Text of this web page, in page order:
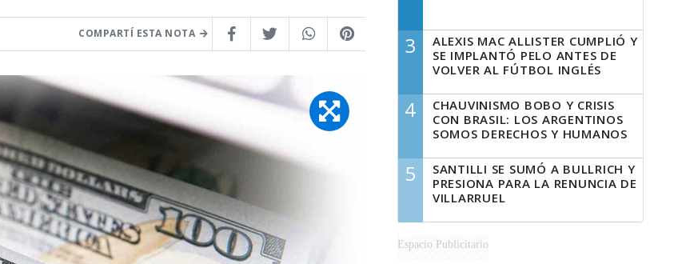
COMPARTÍ ESTA NOTA 3
ALEXIS MAC ALLISTER CUMPLIÓ Y
SE IMPLANTÓ PELO ANTES DE
VOLVER AL FÚTBOL INGLÉS
4
CHAUVINISMO BOBO Y CRISIS
CON BRASIL: LOS ARGENTINOS
SOMOS DERECHOS Y HUMANOS
5
SANTILLI SE SUMÓ A BULLRICH Y
PRESIONA PARA LA RENUNCIA DE
VILLARRUEL
Espacio Publicitario